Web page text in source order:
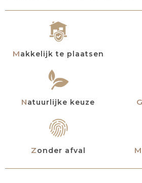
Makkelijk te plaatsen
Natuurlijke keuze
Zonder afval